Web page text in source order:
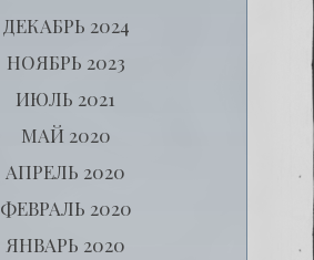
ДЕКАБРЬ 2024
НОЯБРЬ 2023
ИЮЛЬ 2021
МАЙ 2020
АПРЕЛЬ 2020
ФЕВРАЛЬ 2020
ЯНВАРЬ 2020